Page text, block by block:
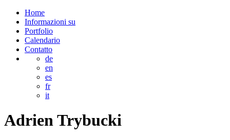
Home
Informazioni su
Portfolio
Calendario
Contatto
de
en
es
fr
it
AdrienTrybucki